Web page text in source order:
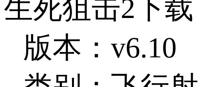
生死狙击2下载
版本：v6.10